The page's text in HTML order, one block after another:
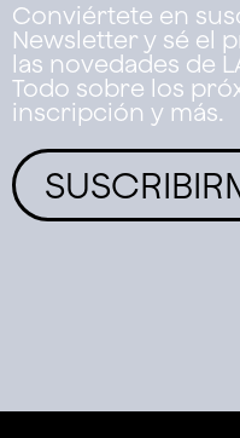
Conviértete en
Newsletter y sé el
las novedades de
Todo sobre los
inscripción y más.